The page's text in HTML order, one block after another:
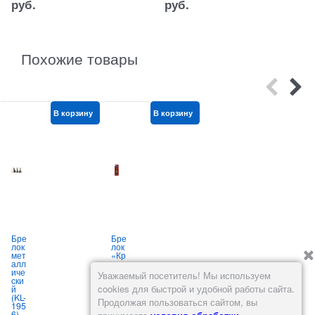
руб.
руб.
Похожие товары
Бре
лок
мет
алл
иче
ски
й
(KL-
195
В корзину
Бре
лок
«Кр
емл
ь»
из
мет
а
В корзину
ино
вый
(KL-
664
«Су
Уважаемый посетитель! Мы используем
cookies для быстрой и удобной работы сайта.
Продолжая пользоваться сайтом, вы